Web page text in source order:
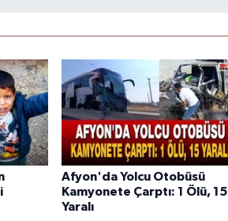
Afyon'da Yolcu Otobüsü
Kamyonete Çarptı: 1 Ölü, 15
Yaralı